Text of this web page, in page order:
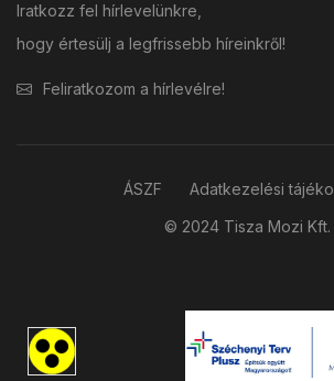
Iratkozz fel hírlevelünkre,
hogy értesülj a legfrissebb híreinkről!
Feliratkozom a hírlevélre!
© 2024 Tisza Mozi Kft.
ÁSZF Adatkezelési